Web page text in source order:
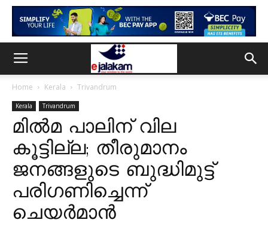
Home Kerala Trivandrum
Kerala Trivandrum
മില്‍മ പാലിന് വില
കൂട്ടില്ല; തീരുമാനം
ജനങ്ങളുടെ ബുദ്ധിമുട്ട്
പരിഗണിച്ചെന്ന്
ചെയര്‍മാന്‍